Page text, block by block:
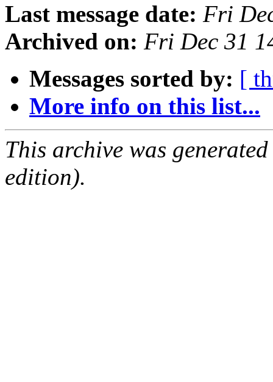
Last message date: Fri
Archived on: Fri Dec 31
Messages sorted by: [
More info on this list...
This archive was
edition).